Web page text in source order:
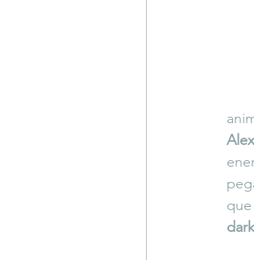
dark